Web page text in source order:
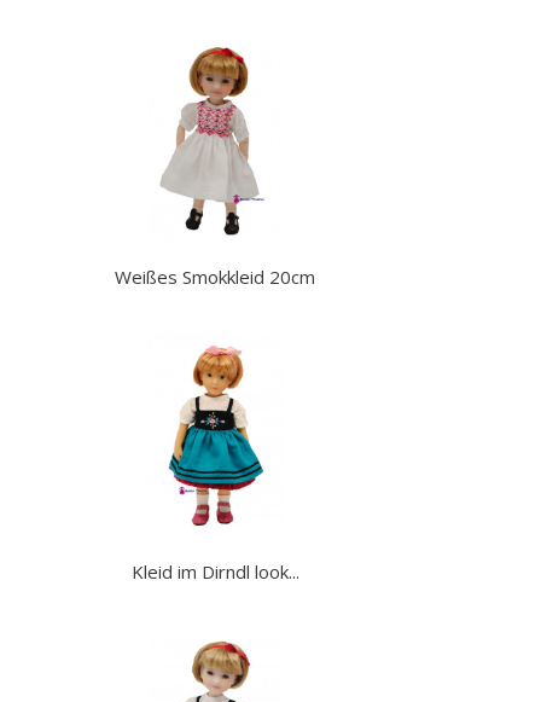
Weißes Smokkleid 20cm
Kleid im Dirndl look...